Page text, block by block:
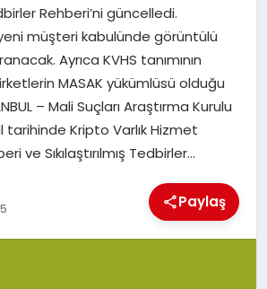
Rehberi’ni güncelledi.
müşteri kabulünde görüntülü
Ayrıca KVHS tanımının
MASAK yükümlüsü olduğu
– Mali Suçları Araştırma Kurulu
tarihinde Kripto Varlık Hizmet
ve Sıkılaştırılmış Tedbirler…
Paylaş